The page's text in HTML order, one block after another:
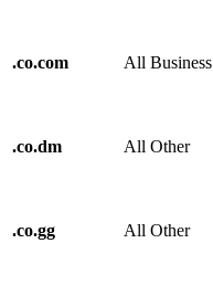
.co.com All Business
.co.dm All Other
.co.gg All Other